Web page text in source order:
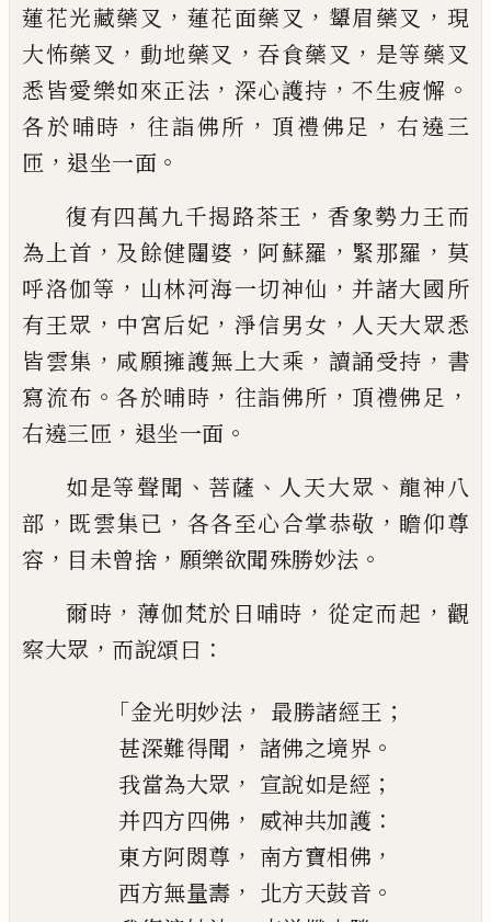
蓮花光藏藥叉 ， 蓮花面藥叉 ， 顰眉藥叉 ， 現
大怖藥叉 ， 動地藥叉 ， 吞食藥叉 ， 是等藥叉
悉皆愛樂如來正法 ， 深心護持 ，不生疲懈 。
各於晡時 ， 往詣佛所 ， 頂禮佛足 ， 右遶三
匝 ， 退坐一面 。
復有四萬九千揭路茶王 ， 香象勢力王而
為上首 ， 及餘健闥婆 ， 阿蘇羅 ， 緊那羅 ， 莫
呼洛伽等 ， 山林河海一切神仙 ， 并諸大國所
有王眾 ， 中宮后妃 ， 淨信男女 ， 人天大眾悉
皆雲集 ， 咸願擁護無上大乘 ， 讀誦受持 ， 書
寫流布 。各於晡時 ， 往詣佛所 ， 頂禮佛足 ，
右遶三匝 ， 退坐一面 。
如是等聲聞 、 菩薩 、 人天大眾 、 龍神八
部 ， 既雲集已 ， 各各至心合掌恭敬 ， 瞻仰尊
容 ， 目未曾捨 ， 願樂欲聞殊勝妙法 。
爾時 ， 薄伽梵於日晡時 ， 從定而起 ， 觀
察大眾 ， 而說頌曰 ：
「金光明妙法 ， 最勝諸經王 ；
甚深難得聞 ， 諸佛之境界 。
我當為大眾 ， 宣說如是經 ；
并四方四佛 ， 威神共加護 ：
東方阿閦尊 ， 南方寶相佛 ，
西方無量壽 ， 北方天鼓音 。